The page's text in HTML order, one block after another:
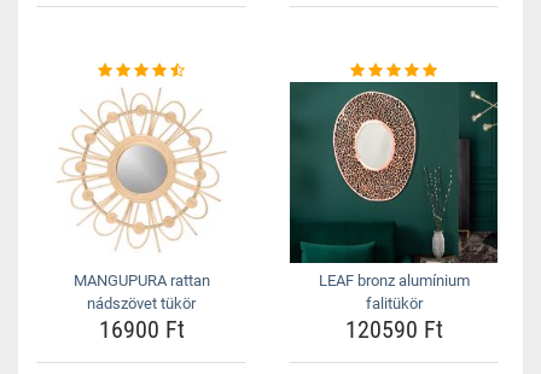
MANGUPURA rattan
nádszövet tükör
16900 Ft
LEAF bronz alumínium
falitükör
120590 Ft